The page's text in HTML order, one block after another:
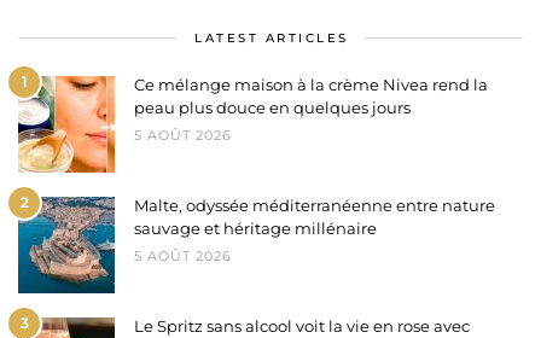
LATEST ARTICLES
1
Ce mélange maison à la crème Nivea rend la
peau plus douce en quelques jours
5 AOÛT 2026
2
Malte, odyssée méditerranéenne entre nature
sauvage et héritage millénaire
5 AOÛT 2026
3
Le Spritz sans alcool voit la vie en rose avec